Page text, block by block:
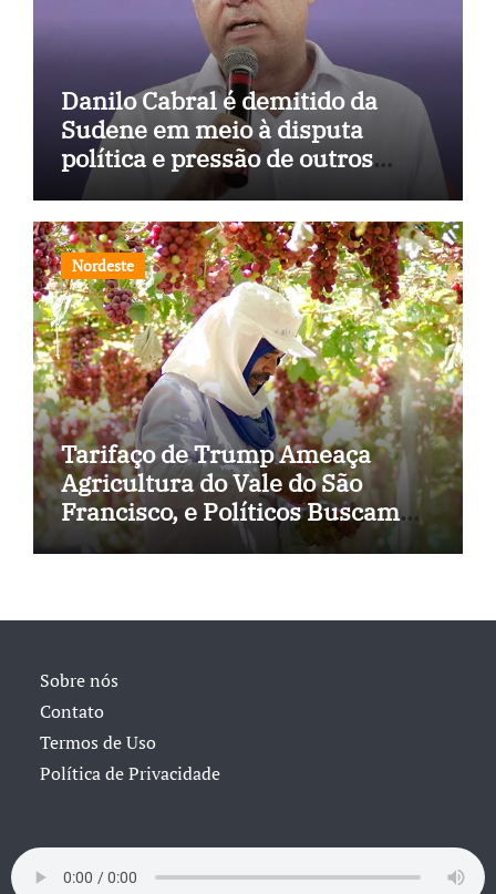
Danilo Cabral é demitido da
Sudene em meio à disputa
política e pressão de outros
estados
Nordeste
Tarifaço de Trump Ameaça
Agricultura do Vale do São
Francisco, e Políticos Buscam
Soluções
Sobre nós
Contato
Termos de Uso
Política de Privacidade